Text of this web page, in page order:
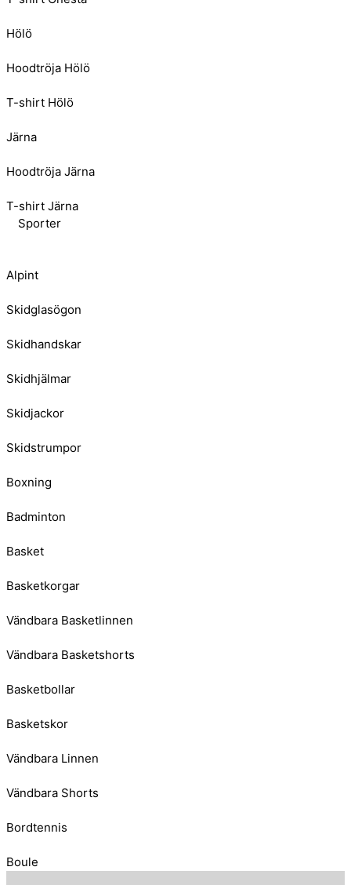
Hölö
Hoodtröja Hölö
T-shirt Hölö
Järna
Hoodtröja Järna
T-shirt Järna
Sporter
Alpint
Skidglasögon
Skidhandskar
Skidhjälmar
Skidjackor
Skidstrumpor
Boxning
Badminton
Basket
Basketkorgar
Vändbara Basketlinnen
Vändbara Basketshorts
Basketbollar
Basketskor
Vändbara Linnen
Vändbara Shorts
Bordtennis
Boule